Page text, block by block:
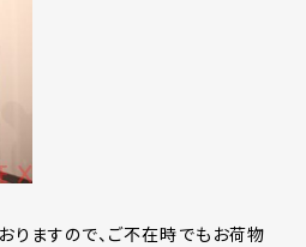
りますので、ご不在時でもお荷物